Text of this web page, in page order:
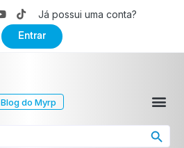
Já possui uma conta?
Entrar
Blog do Myrp
Search Button